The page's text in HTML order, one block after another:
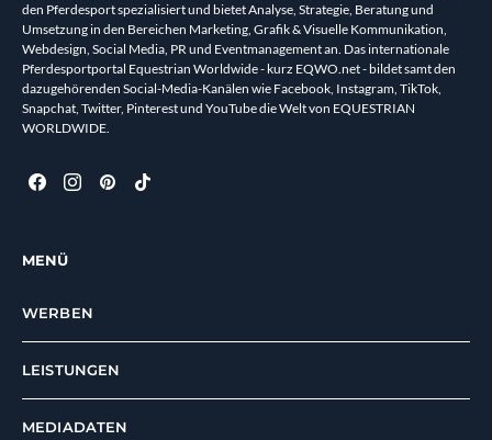
den Pferdesport spezialisiert und bietet Analyse, Strategie, Beratung und
Umsetzung in den Bereichen Marketing, Grafik & Visuelle Kommunikation,
Webdesign, Social Media, PR und Eventmanagement an. Das internationale
Pferdesportportal Equestrian Worldwide - kurz EQWO.net - bildet samt den
dazugehörenden Social-Media-Kanälen wie Facebook, Instagram, TikTok,
Snapchat, Twitter, Pinterest und YouTube die Welt von EQUESTRIAN
WORLDWIDE.
MENÜ
WERBEN
LEISTUNGEN
MEDIADATEN